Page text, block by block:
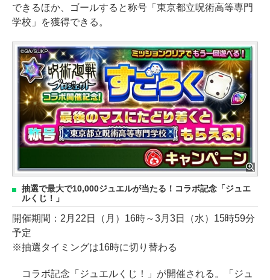
できるほか、ゴールすると称号「東京都立呪術高等専門
学校」を獲得できる。
抽選で最大で10,000ジュエルが当たる！コラボ記念「ジュエ
ルくじ！」
開催期間：2月22日（月）16時～3月3日（水）15時59分
予定
※抽選タイミングは16時に切り替わる
コラボ記念「ジュエルくじ！」が開催される。「ジュ